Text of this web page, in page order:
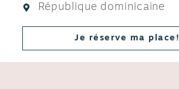
Sicile, Italie
Je réserve ma place!